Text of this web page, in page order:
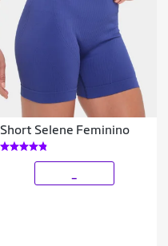
Short Selene Feminino